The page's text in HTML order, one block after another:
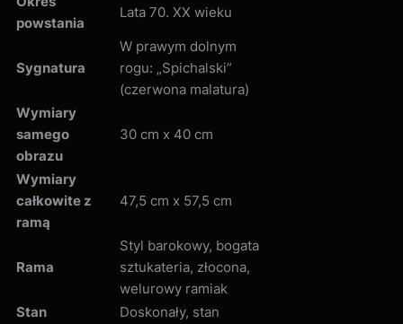
powstania
Lata 70. XX wieku
Sygnatura
W prawym dolnym
rogu: „Spichalski”
(czerwona malatura)
Wymiary
samego
obrazu
30 cm x 40 cm
Wymiary
całkowite z
ramą
47,5 cm x 57,5 cm
Rama
Styl barokowy, bogata
sztukateria, złocona,
welurowy ramiak
Stan
Doskonały, stan